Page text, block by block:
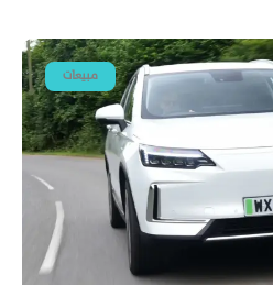
مبيعات